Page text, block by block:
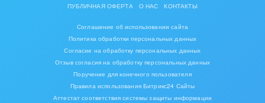
ПУБЛИЧНАЯ ОФЕРТА
О НАС КОНТАКТЫ
Соглашение об использовании сайта
Политика обработки персональных данных
Согласие на обработку персональных данных
Отзыв согласия на обработку персональных данных
Поручение для конечного пользователя
Правила использования Битрикс24 Сайты
Аттестат соответствия системы защиты информации